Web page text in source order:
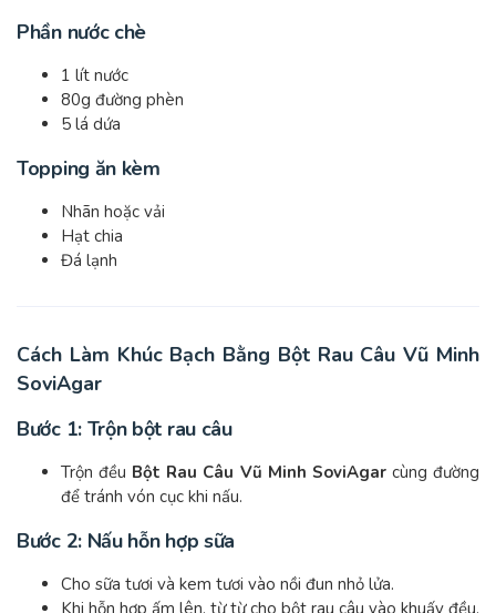
Phần nước chè
1 lít nước
80g đường phèn
5 lá dứa
Topping ăn kèm
Nhãn hoặc vải
Hạt chia
Đá lạnh
Cách Làm Khúc Bạch Bằng Bột Rau Câu Vũ Minh
SoviAgar
Bước 1: Trộn bột rau câu
Trộn đều Bột Rau Câu Vũ Minh SoviAgarcùng đường
để tránh vón cục khi nấu.
Bước 2: Nấu hỗn hợp sữa
Cho sữa tươi và kem tươi vào nồi đun nhỏ lửa.
Khi hỗn hợp ấm lên, từ từ cho bột rau câu vào khuấy đều.